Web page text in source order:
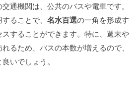
通機関は、公共のバスや電車です。
ることで、 名水百選の一角を形成す
することができます。特に、週末や
るため、バスの本数が増えるので、
いでしょう。